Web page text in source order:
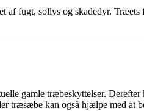
fugt, sollys og skadedyr. Træets
gamle træbeskyttelser.
træsæbe kan også hjælpe med at